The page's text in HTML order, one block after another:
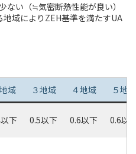
ない（≒気密断熱性能が良い）
域によりZEH基準を満たすUA
域 ３地域 ４地域 ５地域
下 0.5以下 0.6以下 0.6以